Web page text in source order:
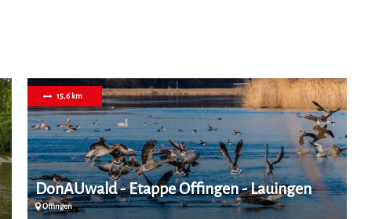
15,6 km
DonAUwald - Etappe Offingen - Lauingen
Offingen